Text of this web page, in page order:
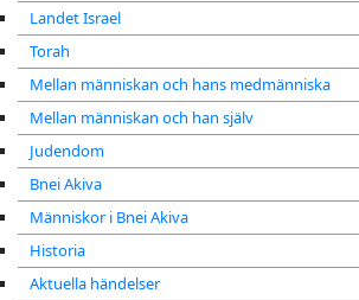
Landet Israel
Torah
Mellan människan och hans medmänniska
Mellan människan och han själv
Judendom
Bnei Akiva
Människor i Bnei Akiva
Historia
Aktuella händelser